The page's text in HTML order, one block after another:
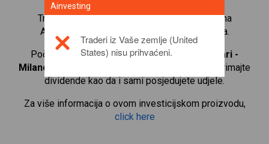
Trgujte s više od 1000 međunarodnih udjela na
Ainvesting platformi za trgovanje CFD-ovima.
Počnite trgovati CFD-ovima naDavide Campari -
Milano
. Primajte kotacije u stvarnom vremenu i primajte
dividende kao da i sami posjedujete udjele.
Za više informacija o ovom investicijskom proizvodu,
click here
Ainvesting
Traderi iz Vaše zemlje (United
States) nisu prihvaćeni.